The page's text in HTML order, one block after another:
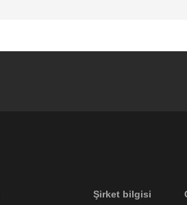
Şirket bilgisi